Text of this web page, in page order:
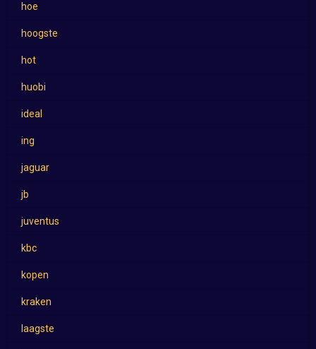
hoe
hoogste
hot
huobi
ideal
ing
jaguar
jb
juventus
kbc
kopen
kraken
laagste